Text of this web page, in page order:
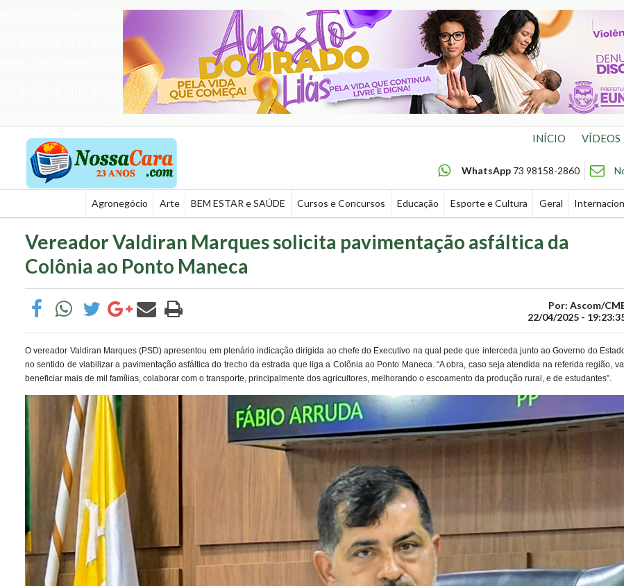
INÍCIO VÍDEOS
WhatsApp 73 98158-2860
Agronegócio Arte BEM ESTAR e SAÚDE Cursos e Concursos Educação Esporte e Cultura Geral
Vereador Valdiran Marques solicita pavimentação asfáltica da
Colônia ao Ponto Maneca
Por: Ascom/
22/04/2025 -
O vereador Valdiran Marques (PSD) apresentou em plenário indicação dirigida ao chefe do Executivo na qual pede que interceda junto ao Governo do
no sentido de viabilizar a pavimentação asfáltica do trecho da estrada que liga a Colônia ao Ponto Maneca. “A obra, caso seja atendida na referida região,
beneficiar mais de mil famílias, colaborar com o transporte, principalmente dos agricultores, melhorando o escoamento da produção rural, e de estudantes”.